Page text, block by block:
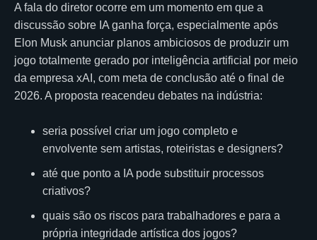
A fala do diretor ocorre em um momento em que a
discussão sobre IA ganha força, especialmente após
Elon Musk anunciar planos ambiciosos de produzir um
jogo totalmente gerado por inteligência artificial por meio
da empresa xAI, com meta de conclusão até o final de
2026. A proposta reacendeu debates na indústria:
seria possível criar um jogo completo e
envolvente sem artistas, roteiristas e designers?
até que ponto a IA pode substituir processos
criativos?
quais são os riscos para trabalhadores e para a
própria integridade artística dos jogos?